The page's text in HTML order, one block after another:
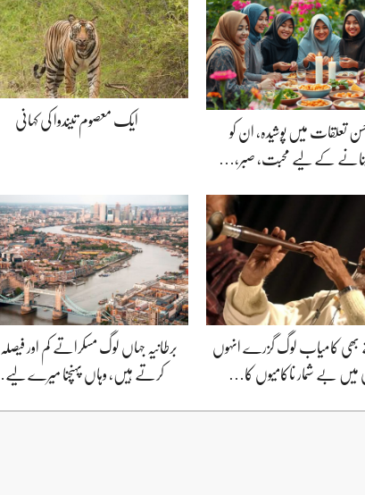
تعلقات میں پوشیدہ, ان کو
کے لیے محبت، صبر،…
ایک معصوم تیندوا کی کہانی
بھی کامیاب لوگ گزرے انہوں
میں بے شمار ناکامیوں کا…
برطانیہ جہاں لوگ مسکراتے کم اور فیصلہ
کرتے ہیں، وہاں پہنچنا میرے